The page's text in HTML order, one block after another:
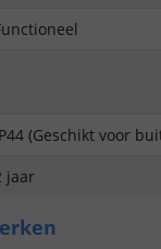
(Geschikt voor
jaar